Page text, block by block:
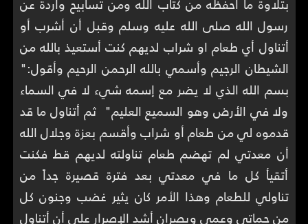
رسول الله صلى الله عليه وسلم وقبل أن أشرب أو
أتناول أي طعام او شراب لديهم كنت أستعيذ بالله من
الشيطان الرجيم وأسمي بالله الرحمن الرحيم وأقول:"
بسم الله الذي لا يضر مع إسمه شيء لا في السماء
ولا في الأرض وهو السميع العليم" ثم أتناول ما قد
قدموه لي من طعام أو شراب وأقسم بعزة وجلال الله
أن معدتي لم تهضم طعام تناولته لديهم قط فكنت
أتقيأ كل ما في معدتي بعد فترة قصيرة جداً من
تناولي للطعام وهذا الأمر كان يثير غضب وجنون كل
من حماتي وعمي ويصران أشد الإصرار على أن أتناول